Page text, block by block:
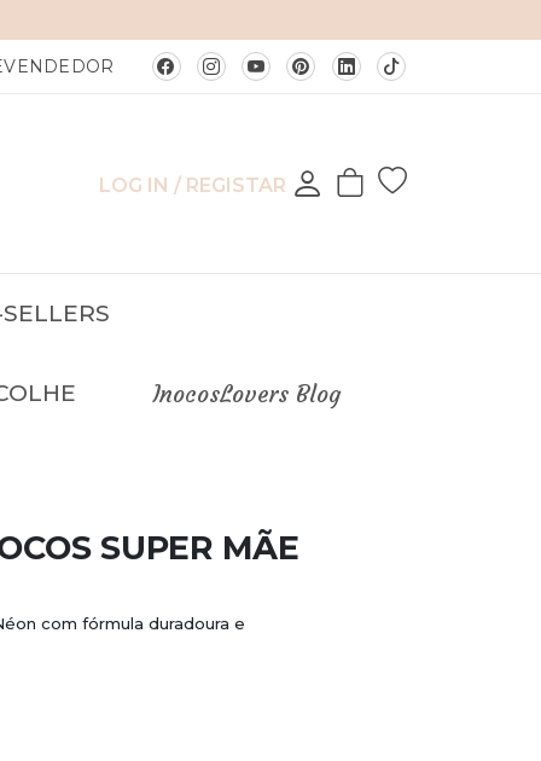
LOG IN / REGISTAR
InocosLovers Blog
SUPER MÃE
com fórmula duradoura e